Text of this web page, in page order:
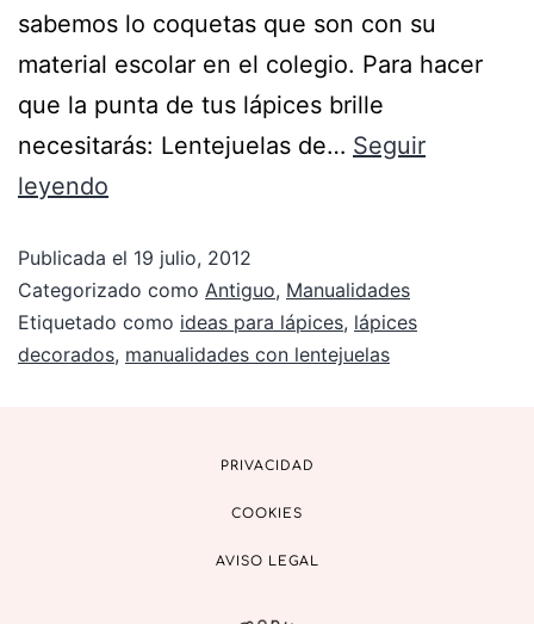
sabemos lo coquetas que son con su
material escolar en el colegio. Para hacer
que la punta de tus lápices brille
necesitarás: Lentejuelas de… Seguir
leyendo
Publicada el 19 julio, 2012
Categorizado como Antiguo, Manualidades
Etiquetado como ideas para lápices, lápices
decorados, manualidades con lentejuelas
PRIVACIDAD
COOKIES
AVISO LEGAL